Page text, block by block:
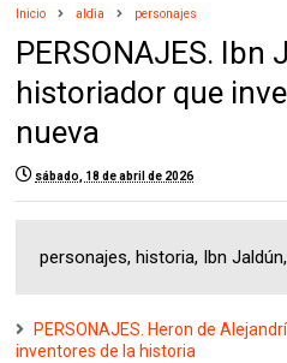
Inicio aldia personajes
PERSONAJES. Ibn
historiador que
nueva
sábado, 18 de abril de 2026
personajes, historia, Ibn
PERSONAJES. Heron de
inventores de la historia